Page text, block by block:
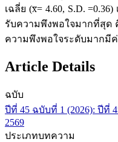
เฉลี่ย (x̅= 4.60, S.D.
รับความพึงพอใจมากที่สุด
ความพึงพอใจระดับมากมีค่
Article Details
ฉบับ
ปีที่ 45 ฉบับที่ 1 (2026): ปี
2569
ประเภทบทความ